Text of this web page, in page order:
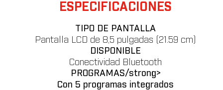
ESPECIFICACIONES
TIPO DE PANTALLA
Pantalla LCD de 8,5 pulgadas (21.59 cm)
DISPONIBLE
Conectividad Bluetooth
PROGRAMAS/strong>
Con 5 programas integrados